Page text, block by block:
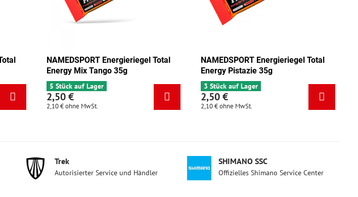
NAMEDSPORT Energieriegel Total
Energy Mix Karibik 35g
6 Stück auf Lager
2,50 €
ohne MwSt.
NAMEDSPORT Energieriegel Total
Energy Mix Tango 35g
5 Stück auf Lager
2,50 €
ohne MwSt.
3 Stück
2,50 €
Trek
Autorisierter Service und Händler
SHIMANO SSC
Offizielles Shimano Service Center